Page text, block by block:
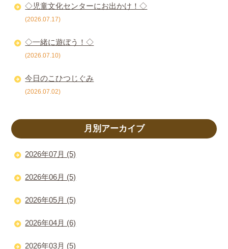
◇児童文化センターにお出かけ！◇
(2026.07.17)
◇一緒に遊ぼう！◇
(2026.07.10)
今日のこひつじぐみ
(2026.07.02)
月別アーカイブ
2026年07月 (5)
2026年06月 (5)
2026年05月 (5)
2026年04月 (6)
2026年03月 (5)